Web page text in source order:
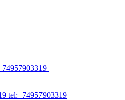
tel:+74957903319